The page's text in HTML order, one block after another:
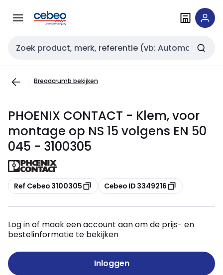
naar
naar
Zoekveld invoer
Breadcrumb bekijken
PHOENIX CONTACT - Klem, voor
montage op NS 15 volgens EN 50
045 - 3100305
Kopiëren
Ref Cebeo 3100305 Kopiëren
Cebeo ID 3349216
Log in of maak een account aan om de prijs- en
bestelinformatie te bekijken
Inloggen